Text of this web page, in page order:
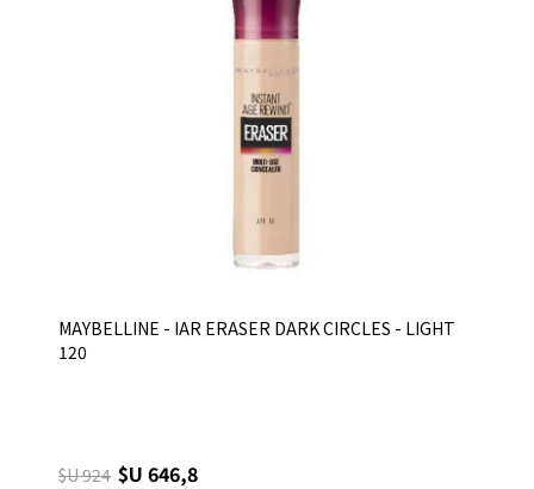
MAYBELLINE - IAR ERASER DARK CIRCLES - LIGHT
120
$U 924 $U 646,8